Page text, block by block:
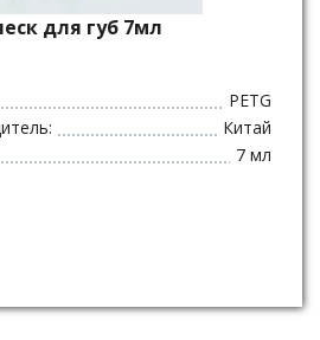
для губ 7мл
PETG
Китай
7 мл